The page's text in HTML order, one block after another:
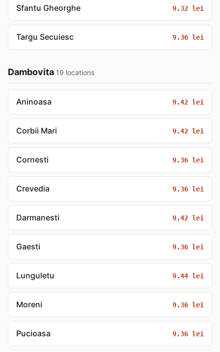
Sfantu Gheorghe 9.32 lei
Targu Secuiesc 9.36 lei
Dambovita 19 locations
Aninoasa 9.42 lei
Corbii Mari 9.42 lei
Cornesti 9.36 lei
Crevedia 9.36 lei
Darmanesti 9.42 lei
Gaesti 9.36 lei
Lunguletu 9.44 lei
Moreni 9.36 lei
Pucioasa 9.36 lei